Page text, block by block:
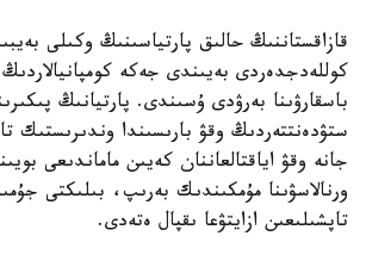
قازاقستاننىڭ حالىق پارتياسىنىڭ وكىلى
كوللەدجدەردى بەيىندى جەكە
باسقارۋىنا بەرۋدى ۇسىندى. پارتيانىڭ
ستۋدەنتتەردىڭ وقۋ بارىسىندا وندىرىستىك
جانە وقۋ اياقتالعاننان كەيىن ماماندىعى
ورنالاسۋىنا مۇمكىندىك بەرىپ، بىلىكتى
تاپشىلىعىن ازايتۋعا ىقپال ەتەدى.